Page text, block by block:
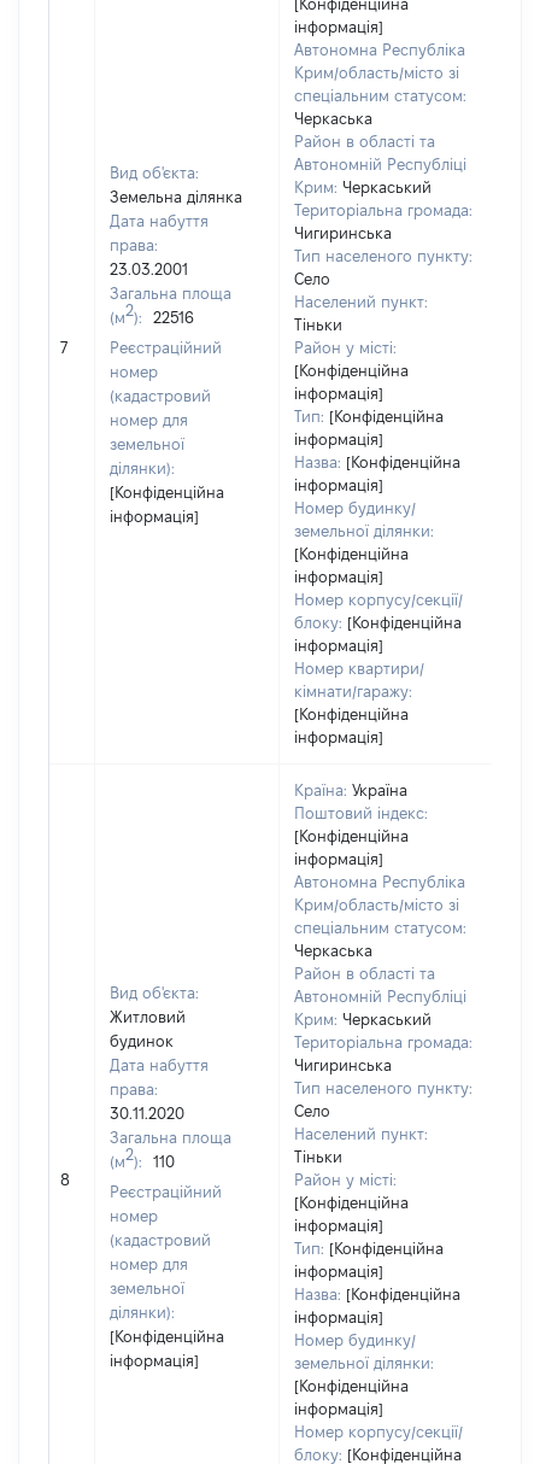
7
Вид об'єкта:
Земельна ділянка
Дата набуття
права:
23.03.2001
Загальна площа
(м2):
22516
Реєстраційний
номер
(кадастровий
номер для
земельної
ділянки):
[Конфіденційна
інформація]
[Конфіденційна
інформація]
Автономна Республіка
Крим/область/місто зі
спеціальним статусом:
Черкаська
Район в області та
Автономній Республіці
Крим: Черкаський
Територіальна громада:
Чигиринська
Тип населеного пункту:
Село
Населений пункт:
Тіньки
Район у місті:
[Конфіденційна
інформація]
Тип: [Конфіденційна
інформація]
Назва: [Конфіденційна
інформація]
Номер будинку/
земельної ділянки:
[Конфіденційна
інформація]
Номер корпусу/секції/
блоку: [Конфіденційна
інформація]
Номер квартири/
кімнати/гаражу:
[Конфіденційна
інформація]
8
Вид об'єкта:
Житловий
будинок
Дата набуття
права:
30.11.2020
Загальна площа
(м2):
110
Реєстраційний
номер
(кадастровий
номер для
земельної
ділянки):
[Конфіденційна
інформація]
Країна: Україна
Поштовий індекс:
[Конфіденційна
інформація]
Автономна Республіка
Крим/область/місто зі
спеціальним статусом:
Черкаська
Район в області та
Автономній Республіці
Крим: Черкаський
Територіальна громада:
Чигиринська
Тип населеного пункту:
Село
Населений пункт:
Тіньки
Район у місті:
[Конфіденційна
інформація]
Тип: [Конфіденційна
інформація]
Назва: [Конфіденційна
інформація]
Номер будинку/
земельної ділянки:
[Конфіденційна
інформація]
Номер корпусу/секції/
блоку: [Конфіденційна